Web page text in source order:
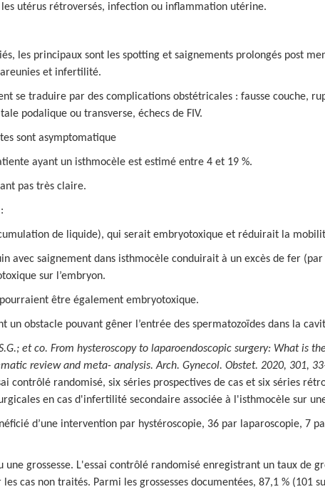
les utérus rétroversés, infection ou inflammation utérine.
les principaux sont les spotting et saignements prolongés post
et infertilité.
se traduire par des complications obstétricales : fausse couche,
podalique ou transverse, échecs de FIV.
sont asymptomatique
ayant un isthmocèle est estimé entre 4 et 19 %.
pas très claire.
de liquide), qui serait embryotoxique et réduirait la
avec saignement dans isthmocèle conduirait à un excès de fer
sur l’embryon.
être également embryotoxique.
un obstacle pouvant gêner l’entrée des spermatozoïdes dans la
et co. From hysteroscopy to laparoendoscopic surgery: What is
review and meta- analysis. Arch. Gynecol. Obstet. 2020, 301,
contrôlé randomisé, six séries prospectives de cas et six séries
en cas d'infertilité secondaire associée à l'isthmocèle sur
d’une intervention par hystéroscopie, 36 par laparoscopie, 7
une grossesse. L'essai contrôlé randomisé enregistrant un taux de
cas non traités. Parmi les grossesses documentées, 87,1 % (101